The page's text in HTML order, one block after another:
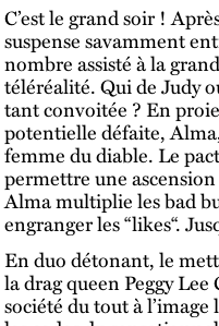
C’est le grand soir !
suspense savamment
nombre assisté à la
téléréalité. Qui de Judy
tant convoitée ? En
potentielle défaite,
femme du diable. Le
permettre une
Alma multiplie les bad
engranger les “likes“.
En duo détonant, le
la drag queen Peggy
société du tout à